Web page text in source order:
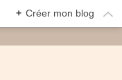
+ Créer mon blog